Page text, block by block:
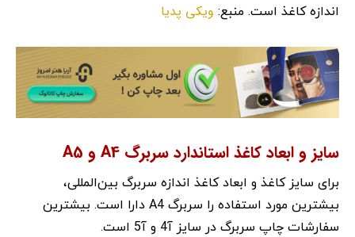
اندازه کاغذ است. منبع: ویکی پدیا
سایز و ابعاد کاغذ استاندارد سربرگ A4 و A5
برای سایز کاغذ و ابعاد کاغذ اندازه سربرگ بین‌المللی،
بیشترین مورد استفاده را سربرگ A4 دارا است. بیشترین
سفارشات چاپ سربرگ در سایز آ4 و آ5 است.